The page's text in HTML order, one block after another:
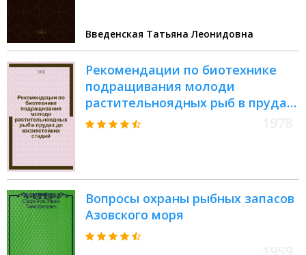
Введенская Татьяна Леонидовна
Рекомендации по биотехнике
подращивания молоди
растительноядных рыб в прудах
до жизнестойких стадий (для
Вопросы охраны рыбных запасов
Азовского моря